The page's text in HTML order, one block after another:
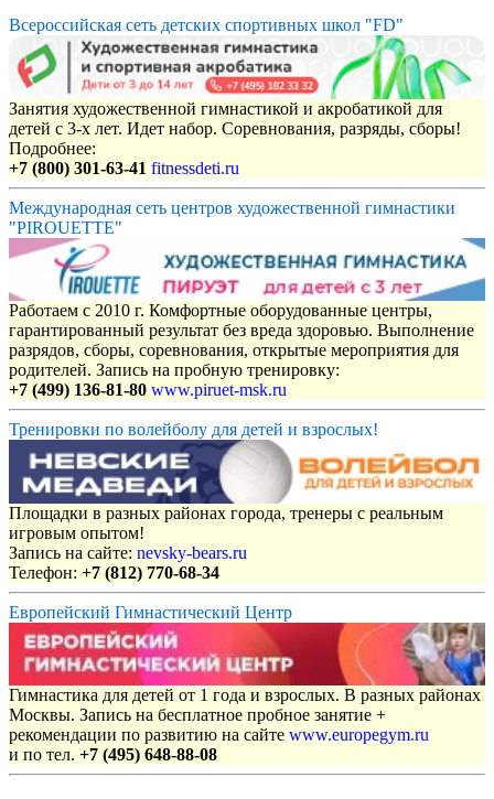
Всероссийская сеть детских спортивных школ "FD"
Занятия художественной гимнастикой и акробатикой для
детей с 3-х лет. Идет набор. Соревнования, разряды, сборы!
Подробнее:
+7 (800) 301-63-41 fitnessdeti.ru
Международная сеть центров художественной гимнастики
"PIROUETTE"
Работаем с 2010 г. Комфортные оборудованные центры,
гарантированный результат без вреда здоровью. Выполнение
разрядов, сборы, соревнования, открытые мероприятия для
родителей. Запись на пробную тренировку:
+7 (499) 136-81-80 www.piruet-msk.ru
Тренировки по волейболу для детей и взрослых!
Площадки в разных районах города, тренеры с реальным
игровым опытом!
Запись на сайте: nevsky-bears.ru
Телефон: +7 (812) 770-68-34
Европейский Гимнастический Центр
Гимнастика для детей от 1 года и взрослых. В разных районах
Москвы. Запись на бесплатное пробное занятие +
рекомендации по развитию на сайте www.europegym.ru
и по тел. +7 (495) 648-88-08